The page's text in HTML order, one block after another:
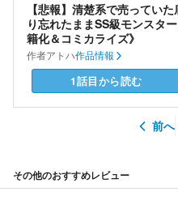
【悲報】清楚系で売ってい
り忘れたままSS級モンスタ
籍化＆コミカライズ》
作者アトハ作品情報
1話目から読む
前へ
その他のおすすめレビュー